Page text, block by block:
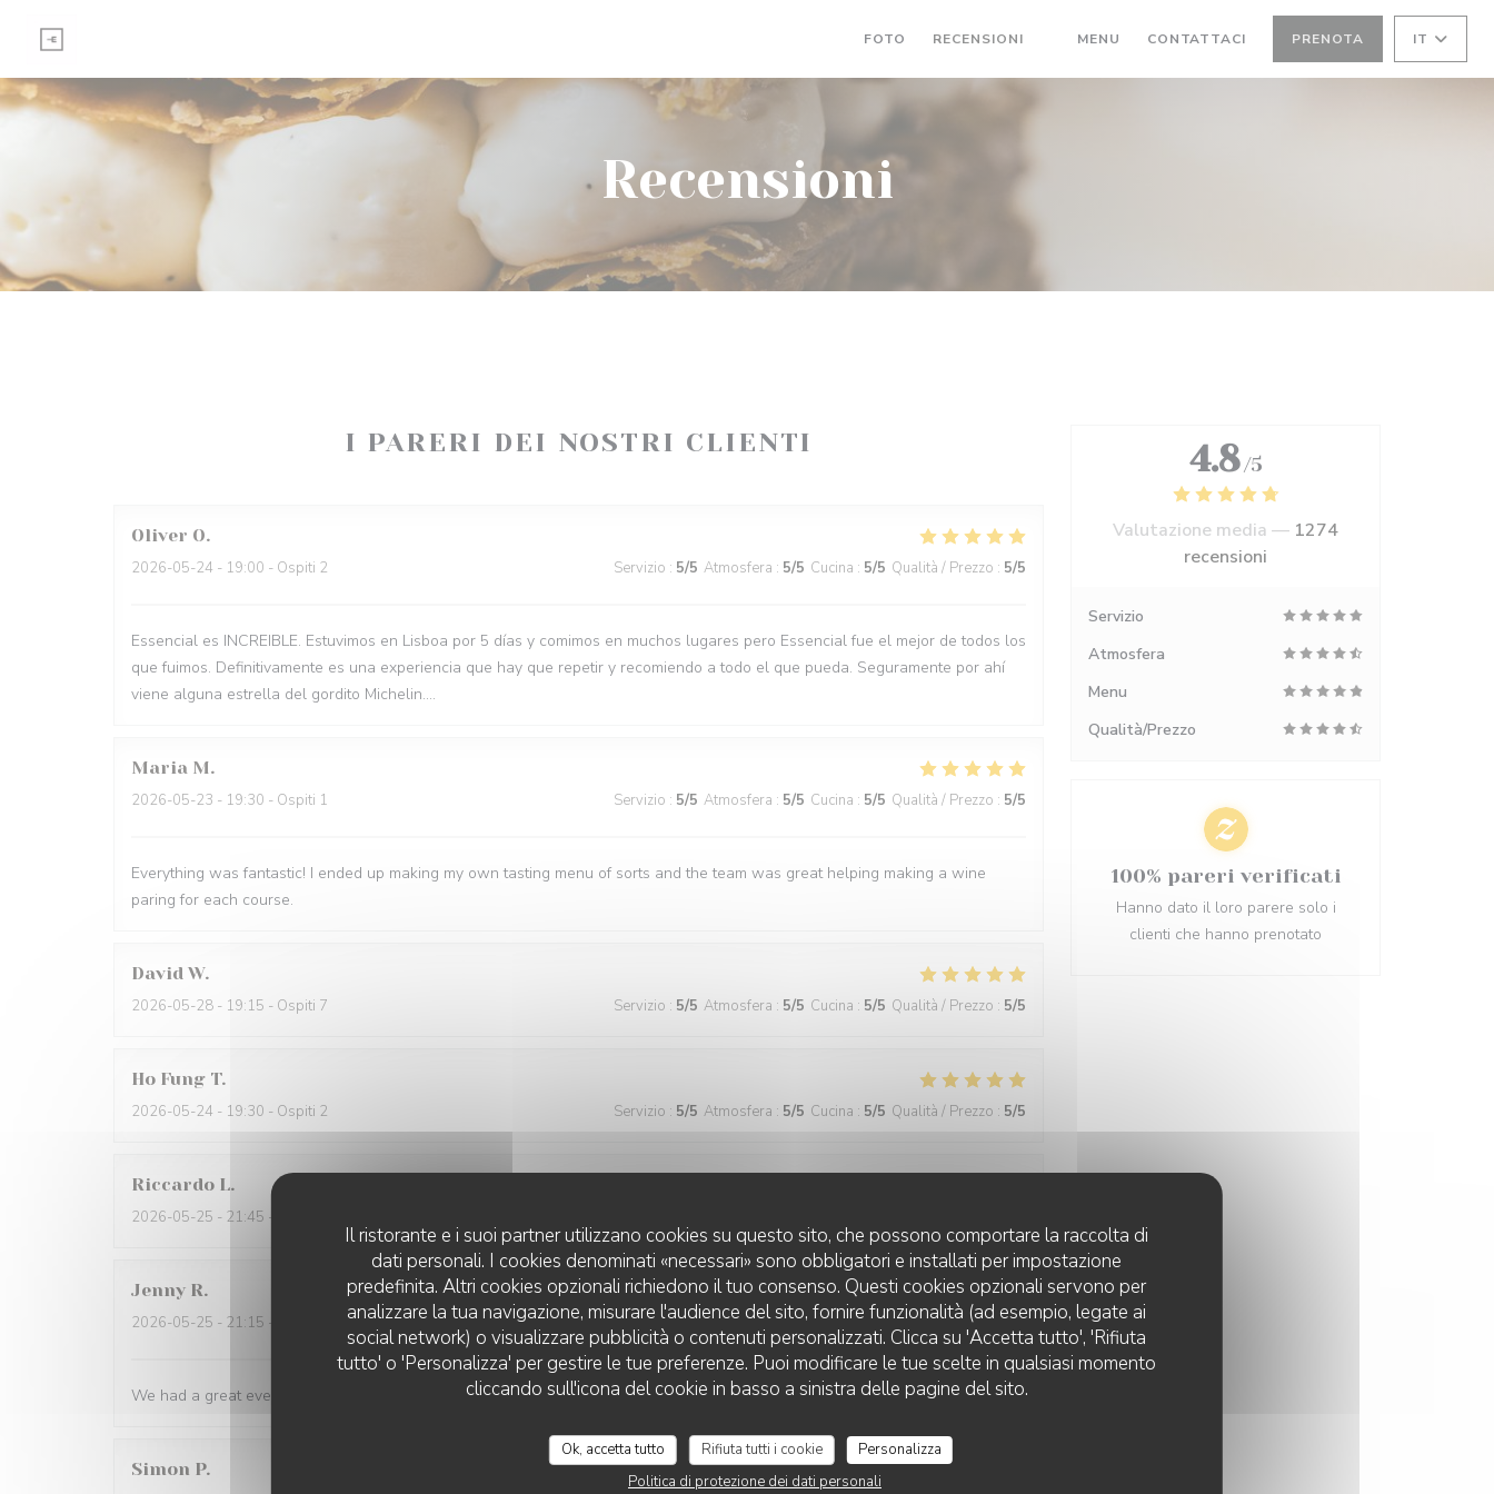
Il ristorante e i suoi partner utilizzano cookies su questo sito, che possono comportare la raccolta di
dati personali. I cookies denominati «necessari» sono obbligatori e installati per impostazione
predefinita. Altri cookies opzionali richiedono il tuo consenso. Questi cookies opzionali servono per
analizzare la tua navigazione, misurare l'audience del sito, fornire funzionalità (ad esempio, legate ai
social network) o visualizzare pubblicità o contenuti personalizzati. Clicca su 'Accetta tutto', 'Rifiuta
tutto' o 'Personalizza' per gestire le tue preferenze. Puoi modificare le tue scelte in qualsiasi momento
cliccando sull'icona del cookie in basso a sinistra delle pagine del sito.
Ok, accetta tutto Rifiuta tutti i cookie
Personalizza
Politica di protezione dei dati personali
FOTO RECENSIONI MENU ((APRE UNA NUOVA FINESTRA))
CONTATTACI PRENOTA IT
Recensioni
I PARERI DEI NOSTRI CLIENTI
Oliver O
2026-05-24 - 19:00 - Ospiti 2 Servizio : 5/5 Atmosfera : 5/5 Cucina : 5/5 Qualità / Prezzo : 5/5
Essencial es INCREIBLE. Estuvimos en Lisboa por 5 días y comimos en muchos lugares pero Essencial fue el mejor de todos los
que fuimos. Definitivamente es una experiencia que hay que repetir y recomiendo a todo el que pueda. Seguramente por ahí
viene alguna estrella del gordito Michelin....
Maria M
2026-05-23 - 19:30 - Ospiti 1 Servizio : 5/5 Atmosfera : 5/5 Cucina : 5/5 Qualità / Prezzo : 5/5
Everything was fantastic! I ended up making my own tasting menu of sorts and the team was great helping making a wine
paring for each course.
David W
2026-05-28 - 19:15 - Ospiti 7 Servizio : 5/5 Atmosfera : 5/5 Cucina : 5/5 Qualità / Prezzo : 5/5
Ho Fung T
2026-05-24 - 19:30 - Ospiti 2 Servizio : 5/5 Atmosfera : 5/5 Cucina : 5/5 Qualità / Prezzo : 5/5
Riccardo L
2026-05-25 - 21:45 - Ospiti 2
Jenny R
2026-05-25 - 21:15 - Ospiti 2 Servizio: 5/5 Atmosfera: 5/5 Cucina : 5 /5 Qualità / Prezzo 5/5
We had a great evening at Essencial. The staff was wonderful and the food was excellent!
Simon P
4.8 /5
Valutazione media — 1274
recensioni
Servizio
Atmosfera
Menu
Qualità/Prezzo
100% pareri verificati
Hanno dato il loro parere solo i
clienti che hanno prenotato